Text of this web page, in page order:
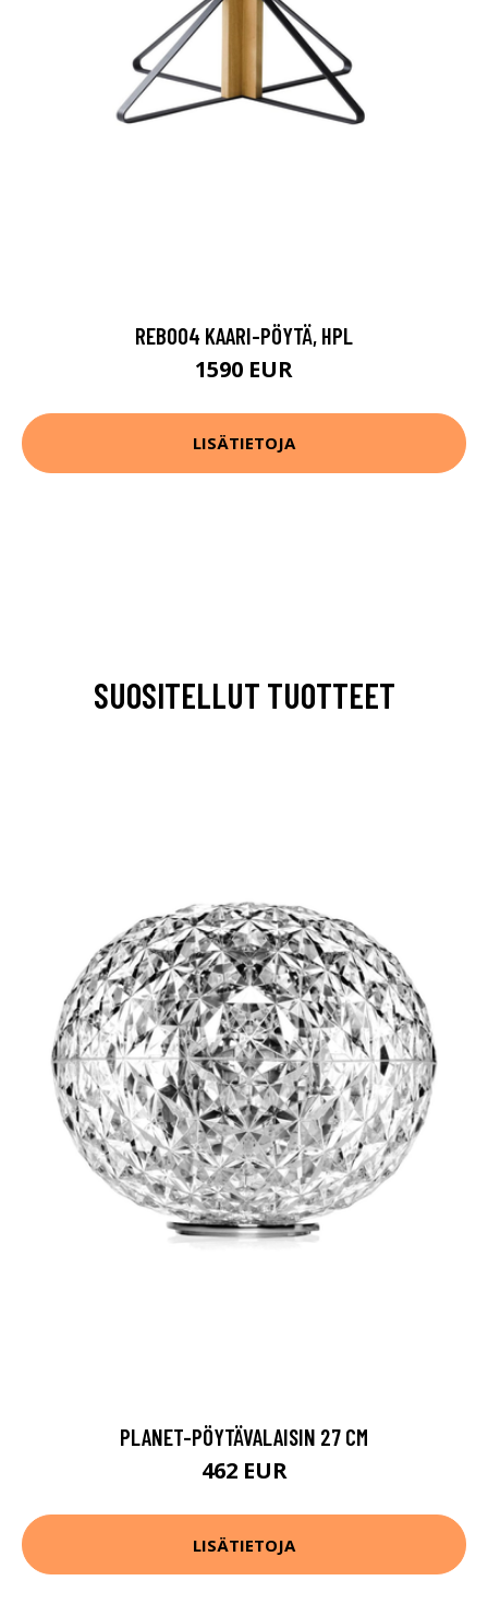
REB004 KAARI-PÖYTÄ, HPL
1590 EUR
LISÄTIETOJA
SUOSITELLUT TUOTTEET
PLANET-PÖYTÄVALAISIN 27 CM
462 EUR
LISÄTIETOJA